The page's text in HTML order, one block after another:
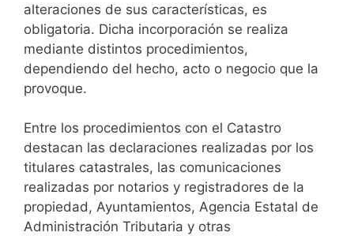
alteraciones de sus características, es
obligatoria. Dicha incorporación se realiza
mediante distintos procedimientos,
dependiendo del hecho, acto o negocio que la
provoque.
Entre los procedimientos con el Catastro
destacan las declaraciones realizadas por los
titulares catastrales, las comunicaciones
realizadas por notarios y registradores de la
propiedad, Ayuntamientos, Agencia Estatal de
Administración Tributaria y otras